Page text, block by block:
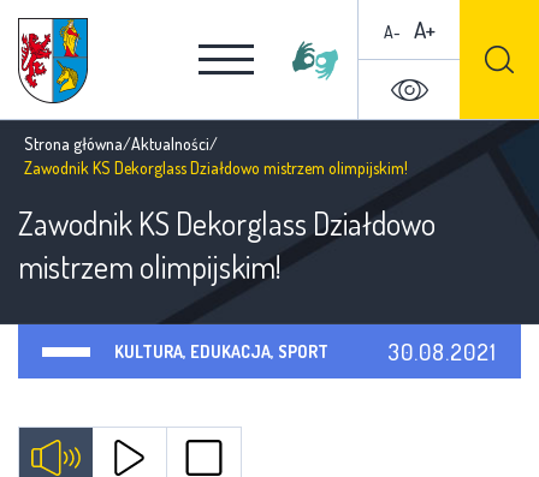
A- A+
Strona główna/Aktualności/
Zawodnik KS Dekorglass Działdowo mistrzem olimpijskim!
Zawodnik KS Dekorglass Działdowo
mistrzem olimpijskim!
KULTURA, EDUKACJA, SPORT 30.08.2021